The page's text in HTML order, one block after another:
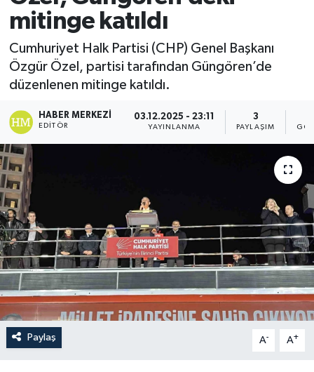
mitinge katıldı
Cumhuriyet Halk Partisi (CHP) Genel Başkanı
Özgür Özel, partisi tarafından Güngören’de
düzenlenen mitinge katıldı.
HABER MERKEZI
EDITÖR
03.12.2025 - 23:11
YAYINLANMA
3
PAYLAŞIM
Paylaş A- A+